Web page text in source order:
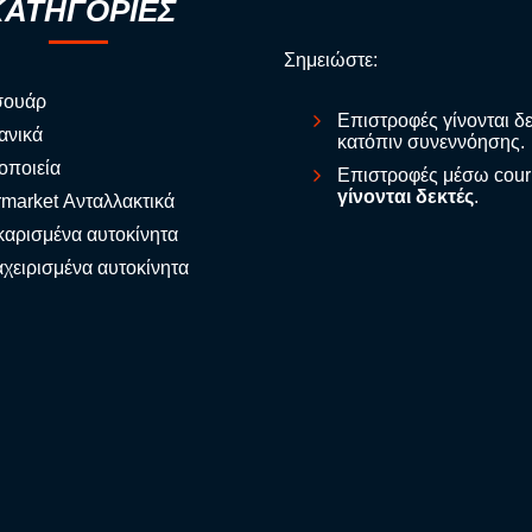
Ανταλλακτικά
αυτοκίνητα
αυτοκίνητα
Σημειώστε:
Επιστροφές γίνονται
κατόπιν συνεννόησης.
Επιστροφές μέσω
γίνονται δεκτές.